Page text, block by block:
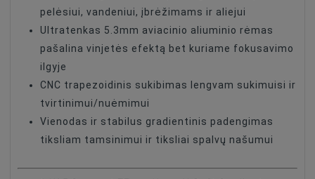
pelėsiui, vandeniui, įbrėžimams ir aliejui
Ultratenkas 5.3mm aviacinio aliuminio rėmas
pašalina vinjetės efektą bet kuriame fokusavimo
ilgyje
CNC trapezoidinis sukibimas lengvam sukimuisi ir
tvirtinimui/nuėmimui
Vienodas ir stabilus gradientinis padengimas
tiksliam tamsinimui ir tiksliai spalvų našumui